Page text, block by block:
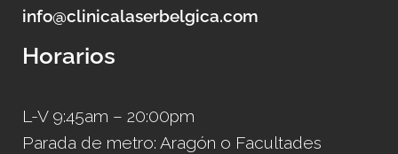
info@clinicalaserbelgica.com
Horarios
L-V 9:45am – 20:00pm
Parada de metro: Aragón o Facultades